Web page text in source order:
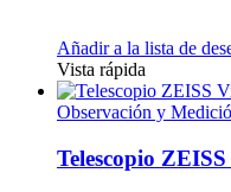
Añadir a la lista de
Vista rápida
Observación y
Telescopio